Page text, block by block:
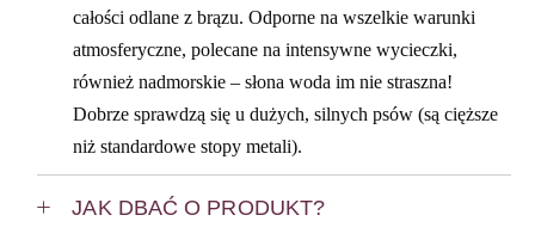
całości odlane z brązu. Odporne na wszelkie warunki
atmosferyczne, polecane na intensywne wycieczki,
również nadmorskie – słona woda im nie straszna!
Dobrze sprawdzą się u dużych, silnych psów (są cięższe
niż standardowe stopy metali).
JAK DBAĆ O PRODUKT?